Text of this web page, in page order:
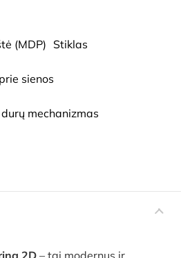
(MDP) Stiklas
sienos
mechanizmas
2D – tai modernus ir